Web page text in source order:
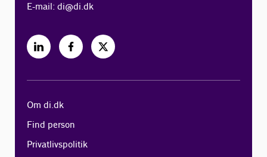
E-mail:di@di.dk
Om di.dk
Find person
Privatlivspolitik